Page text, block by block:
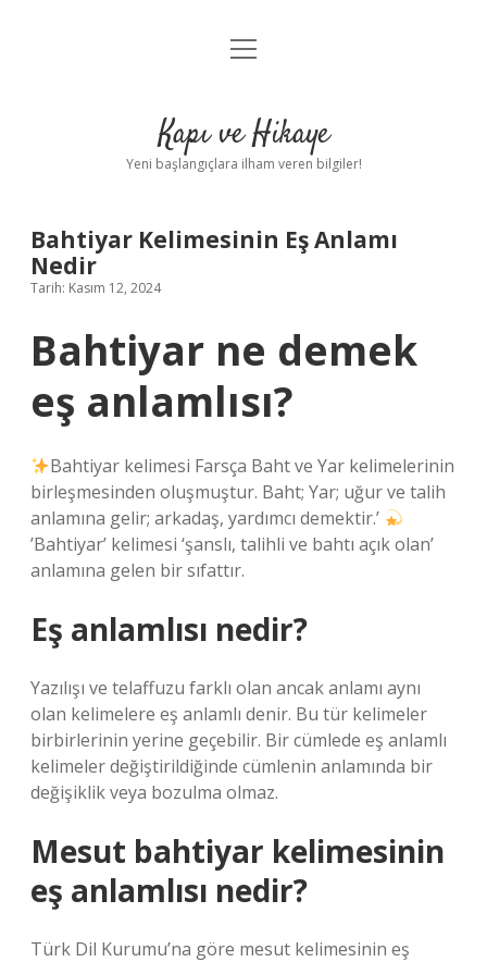
Anasayfa
Yasal Uyarı
menüyü
Kapı ve Hikaye
Yeni başlangıçlara ilham veren bilgiler!
Bahtiyar Kelimesinin Eş Anlamı
Nedir
Tarih: Kasım 12, 2024
Bahtiyar ne demek
eş anlamlısı?
Bahtiyar kelimesi Farsça Baht ve Yar kelimelerinin
birleşmesinden oluşmuştur. Baht; Yar; uğur ve talih
anlamına gelir; arkadaş, yardımcı demektir.’
’Bahtiyar’ kelimesi ‘şanslı, talihli ve bahtı açık olan’
anlamına gelen bir sıfattır.
Eş anlamlısı nedir?
Yazılışı ve telaffuzu farklı olan ancak anlamı aynı
olan kelimelere eş anlamlı denir. Bu tür kelimeler
birbirlerinin yerine geçebilir. Bir cümlede eş anlamlı
kelimeler değiştirildiğinde cümlenin anlamında bir
değişiklik veya bozulma olmaz.
Mesut bahtiyar kelimesinin
eş anlamlısı nedir?
Türk Dil Kurumu’na göre mesut kelimesinin eş